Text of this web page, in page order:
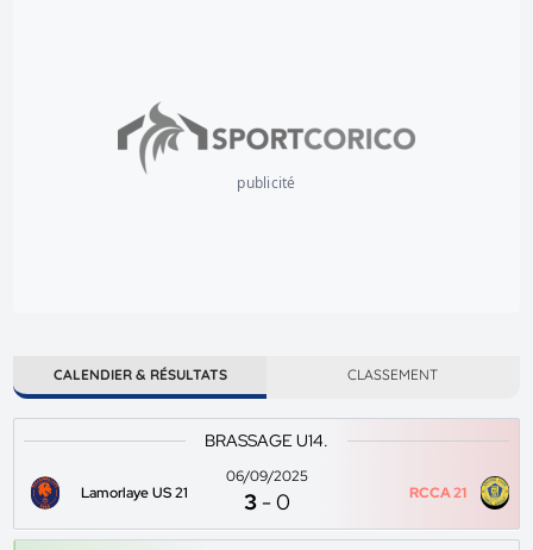
publicité
CALENDIER & RÉSULTATS CLASSEMENT
BRASSAGE U14.
Lamorlaye US 21
06/09/2025
3 -0 RCCA 21